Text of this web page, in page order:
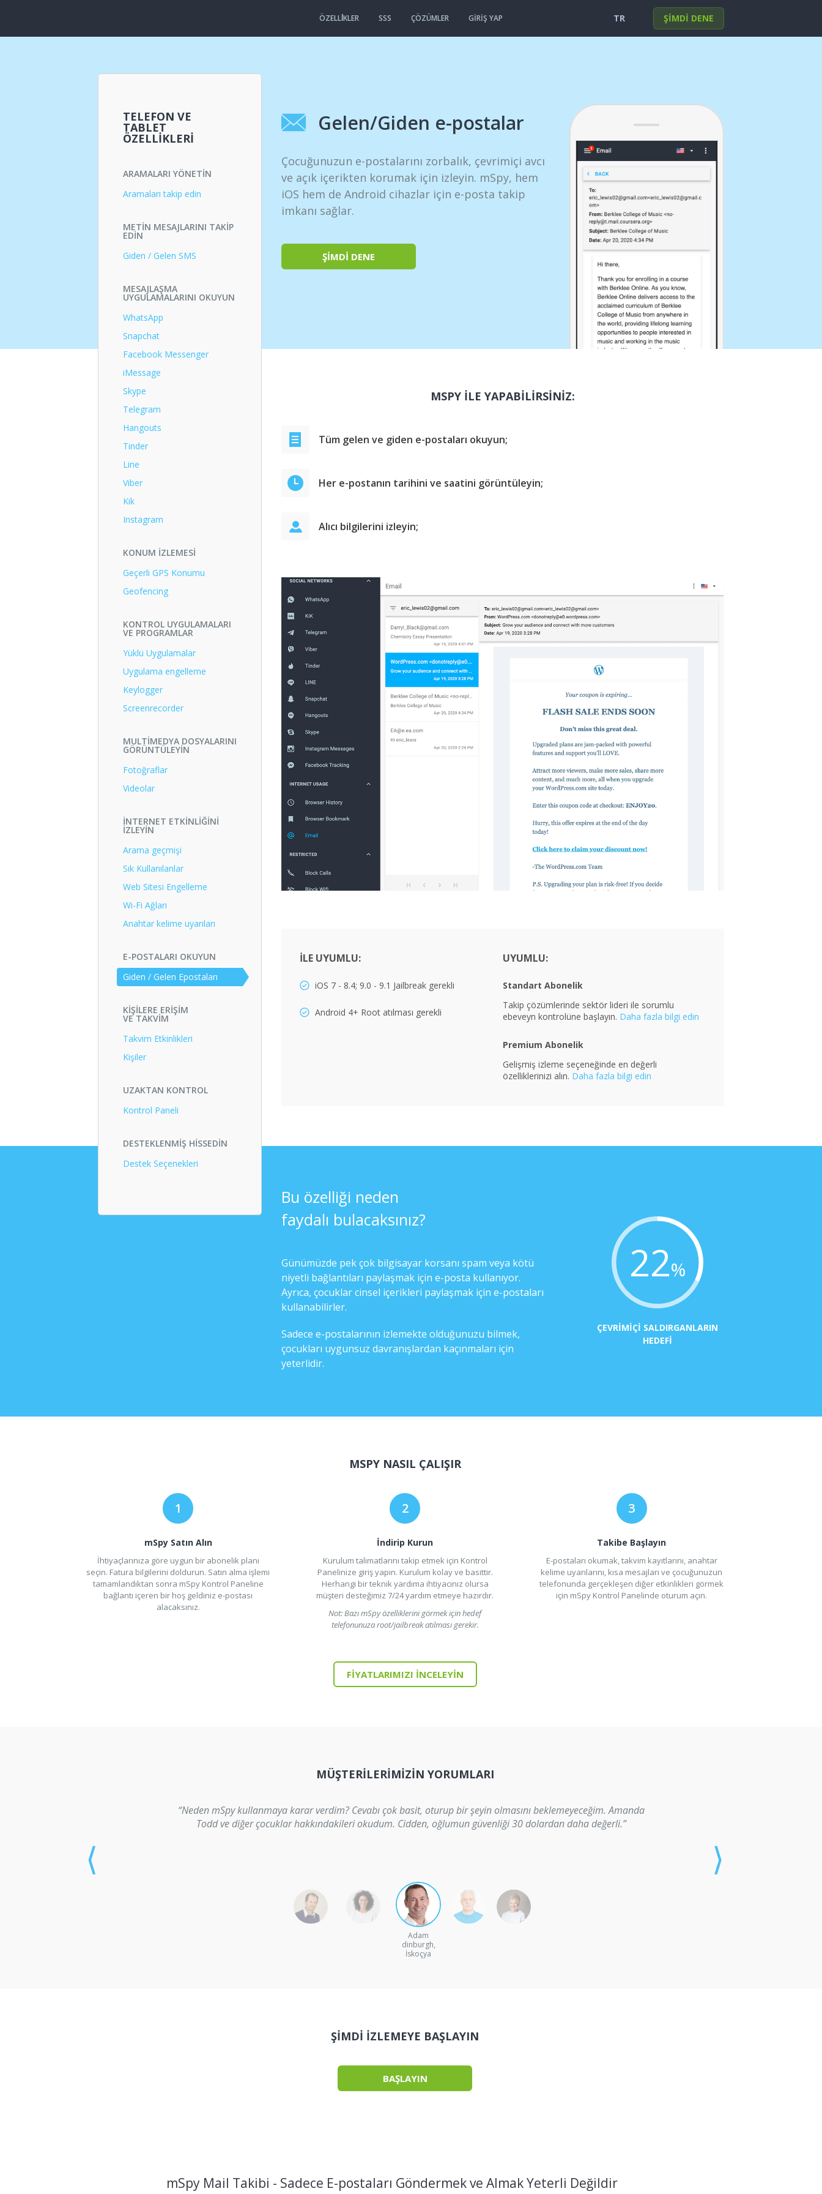
GIRIŞ YAP
ÖZELLİKLER ÇÖZÜMLER
SSS TR
Polski
हिंदी
Nederlands
ŞİMDİ DENE
TELEFON VE
TABLET
ÖZELLIKLERI
ARAMALARI YÖNETIN
Aramaları takip edin
METIN MESAJLARINI TAKIP
EDIN
Giden / Gelen SMS
MESAJLAŞMA
UYGULAMALARINI OKUYUN
WhatsApp
Snapchat
Facebook Messenger
iMessage
Skype
Telegram
Hangouts
Tinder
Line
Viber
Kik
Instagram
KONUM İZLEMESI
Geçerli GPS Konumu
Geofencing
KONTROL UYGULAMALARI
VE PROGRAMLAR
Yüklü Uygulamalar
Uygulama engelleme
Keylogger
Screenrecorder
MULTIMEDYA DOSYALARINI
GÖRÜNTÜLEYIN
Fotoğraflar
Videolar
İNTERNET ETKINLIĞINI
İZLEYIN
Arama geçmişi
Sık Kullanılanlar
Web Sitesi Engelleme
Wi-Fi Ağları
Anahtar kelime uyarıları
E-POSTALARI OKUYUN
Giden / Gelen Epostaları
KIŞILERE ERIŞIM
VE TAKVIM
Takvim Etkinlikleri
Kişiler
UZAKTAN KONTROL
Kontrol Paneli
DESTEKLENMIŞ HISSEDIN
Destek Seçenekleri
Gelen/Giden e-postalar
Çocuğunuzun e-postalarını zorbalık, çevrimiçi avcı
ve açık içerikten korumak için izleyin. mSpy, hem
iOS hem de Android cihazlar için e-posta takip
imkanı sağlar.
ŞİMDİ DENE
MSPY İLE YAPABİLİRSİNİZ:
Tüm gelen ve giden e-postaları okuyun;
Her e-postanın tarihini ve saatini görüntüleyin;
Alıcı bilgilerini izleyin;
ILE UYUMLU:
iOS 7 - 8.4; 9.0 - 9.1 Jailbreak gerekli
Android 4+ Root atılması gerekli
UYUMLU:
Standart Abonelik
Takip çözümlerinde sektör lideri ile sorumlu
ebeveyn kontrolüne başlayın. Daha fazla bilgi edin
Premium Abonelik
Gelişmiş izleme seçeneğinde en değerli
özelliklerinizi alın. Daha fazla bilgi edin
Bu özelliği neden
faydalı bulacaksınız?
Günümüzde pek çok bilgisayar korsanı spam veya kötü
niyetli bağlantıları paylaşmak için e-posta kullanıyor.
Ayrıca, çocuklar cinsel içerikleri paylaşmak için e-postaları
kullanabilirler.
Sadece e-postalarının izlemekte olduğunuzu bilmek,
çocukları uygunsuz davranışlardan kaçınmaları için
yeterlidir.
22%
ÇEVRIMIÇI SALDIRGANLARIN
HEDEFI
MSPY NASIL ÇALIŞIR
mSpy Satın Alın
İhtiyaçlarınıza göre uygun bir abonelik planı
seçin. Fatura bilgilerini doldurun. Satın alma işlemi
tamamlandıktan sonra mSpy Kontrol Paneline
bağlantı içeren bir hoş geldiniz e-postası
alacaksınız.
İndirip Kurun
Kurulum talimatlarını takip etmek için Kontrol
Panelinize giriş yapın. Kurulum kolay ve basittir.
Herhangi bir teknik yardıma ihtiyacınız olursa
müşteri desteğimiz 7/24 yardım etmeye hazırdır.
Not: Bazı mSpy özelliklerini görmek için hedef
telefonunuza root/jailbreak atılması gerekir.
Takibe Başlayın
E-postaları okumak, takvim kayıtlarını, anahtar
kelime uyarılarını, kısa mesajları ve çocuğunuzun
telefonunda gerçekleşen diğer etkinlikleri görmek
için mSpy Kontrol Panelinde oturum açın.
FIYATLARIMIZI INCELEYIN
MÜŞTERILERIMIZIN YORUMLARI
“Neden mSpy kullanmaya karar verdim? Cevabı çok basit, oturup bir şeyin olmasını beklemeyeceğim. Amanda
Todd ve diğer çocuklar hakkındakileri okudum. Cidden, oğlumun güvenliği 30 dolardan daha değerli.”
Adam
dinburgh,
İskoçya
⟨ ⟩
ŞIMDI IZLEMEYE BAŞLAYIN
BAŞLAYIN
mSpy Mail Takibi - Sadece E-postaları Göndermek ve Almak Yeterli Değildir